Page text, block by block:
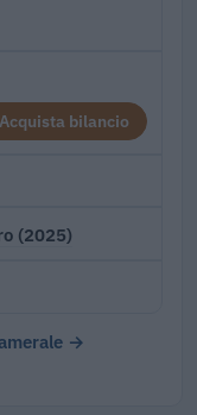
Acquista bilancio
(2025)
→